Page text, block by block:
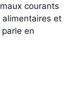
courants
et
en